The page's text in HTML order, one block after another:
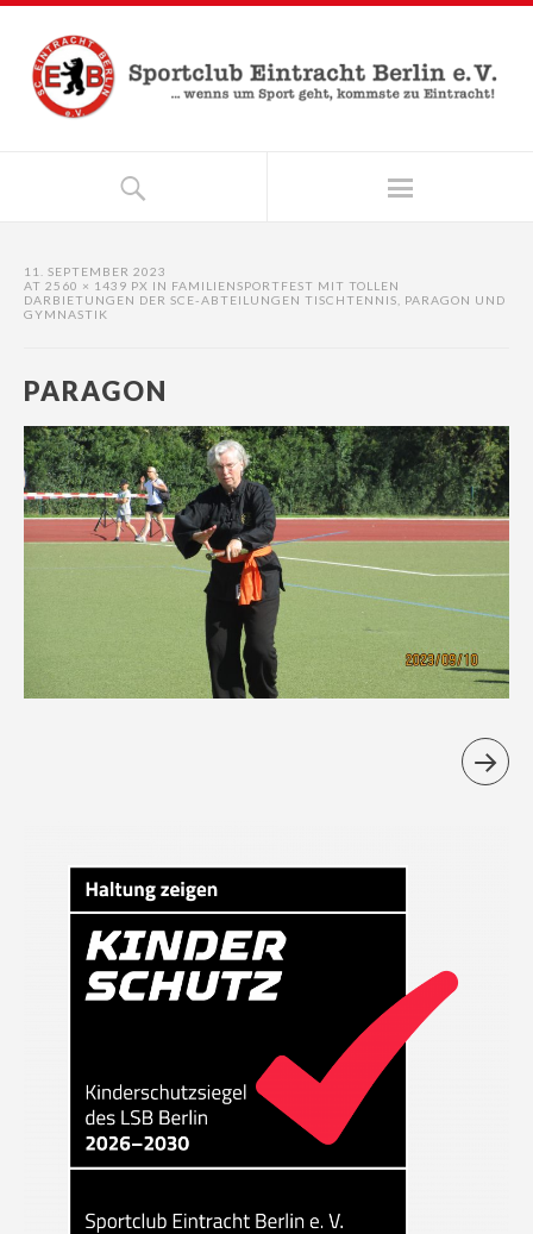
11. SEPTEMBER 2023
AT 2560 × 1439 PX IN FAMILIENSPORTFEST MIT TOLLEN
DARBIETUNGEN DER SCE-ABTEILUNGEN TISCHTENNIS, PARAGON UND
GYMNASTIK
PARAGON